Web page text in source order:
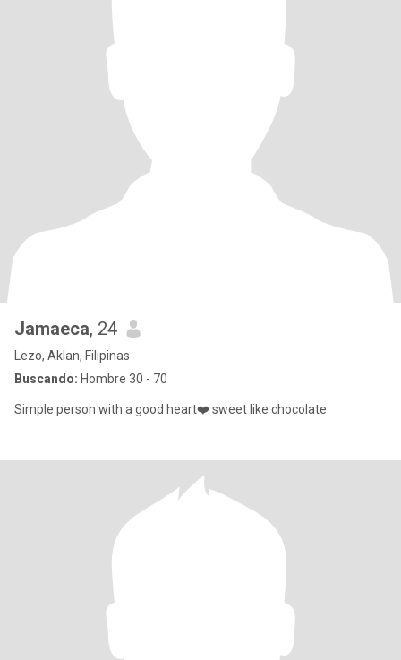
Jamaeca, 24
Lezo, Aklan, Filipinas
Buscando: Hombre 30 - 70
Simple person with a good heart❤️ sweet like chocolate